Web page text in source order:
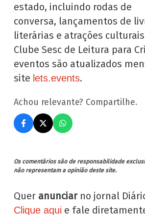
estado, incluindo rodas de
conversa, lançamentos de
literárias e atrações
Clube Sesc de Leitura para
eventos são atualizados
site lets.events.
Achou relevante? Compartilhe.
Os comentários são de responsabilidade
não representam a opinião deste site.
Quer anunciarno jornal
Clique aqui e fale